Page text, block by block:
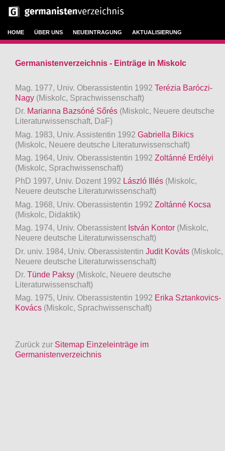
HOME ÜBER UNS NEUEINTRAGUNG AKTUALISIERUNG
Germanistenverzeichnis - Einträge in Miskolc
Mag. 1977, Univ. Oberassistentin 1992 Terézia Baróczi-
Nagy (Miskolc, Sprachwissenschaft)
Dr. Marianna Bazsóné Sőrés (Miskolc, Neuere deutsche
Literaturwissenschaft, DaF)
Mag. 1983, Univ. Assistentin 1992 Gabriella Bikics
(Miskolc, Neuere deutsche Literaturwissenschaft)
Mag. 1964, Univ. Oberassistentin 1992 Zoltánné Erdélyi
(Miskolc, Sprachwissenschaft)
PhD 1997, Univ. Dozent 1992 László Illés (Miskolc,
Neuere deutsche Literaturwissenschaft)
Mag. 1968, Univ. Oberassistentin 1992 Zoltánné Kocsa
(Miskolc, Didaktik)
Mag. 1974, Univ. Oberassistent István Kontor (Miskolc,
Neuere deutsche Literaturwissenschaft)
Dr. univ. 1984, Univ. Oberassistentin Judit Kováts (Miskolc,
Neuere deutsche Literaturwissenschaft)
Dr. Tünde Paksy (Miskolc, Neuere deutsche
Literaturwissenschaft)
Mag. 1975, Univ. Oberassistentin 1992 Erika Sztankovics-
Kovács (Miskolc, Sprachwissenschaft)
Zurück zur Sitemap Einzeleinträge im
Germanistenverzeichnis